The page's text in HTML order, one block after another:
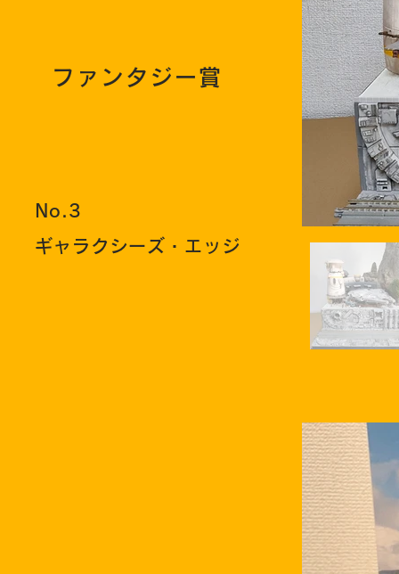
ファンタジー賞
No.3
ギャラクシーズ・エッジ